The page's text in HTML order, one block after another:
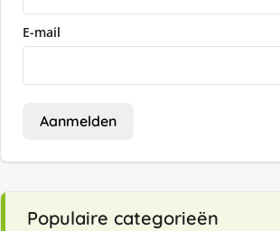
E-mail
Aanmelden
Populaire categorieën